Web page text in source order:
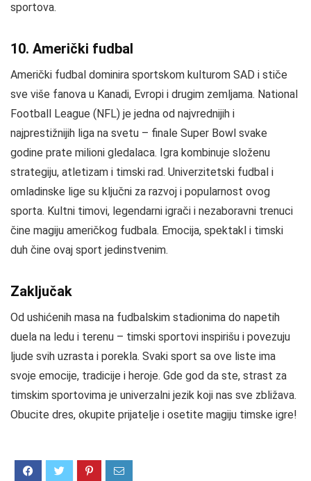
sportova.
10. Američki fudbal
Američki fudbal dominira sportskom kulturom SAD i stiče
sve više fanova u Kanadi, Evropi i drugim zemljama. National
Football League (NFL) je jedna od najvrednijih i
najprestižnijih liga na svetu – finale Super Bowl svake
godine prate milioni gledalaca. Igra kombinuje složenu
strategiju, atletizam i timski rad. Univerzitetski fudbal i
omladinske lige su ključni za razvoj i popularnost ovog
sporta. Kultni timovi, legendarni igrači i nezaboravni trenuci
čine magiju američkog fudbala. Emocija, spektakl i timski
duh čine ovaj sport jedinstvenim.
Zaključak
Od ushićenih masa na fudbalskim stadionima do napetih
duela na ledu i terenu – timski sportovi inspirišu i povezuju
ljude svih uzrasta i porekla. Svaki sport sa ove liste ima
svoje emocije, tradicije i heroje. Gde god da ste, strast za
timskim sportovima je univerzalni jezik koji nas sve zbližava.
Obucite dres, okupite prijatelje i osetite magiju timske igre!